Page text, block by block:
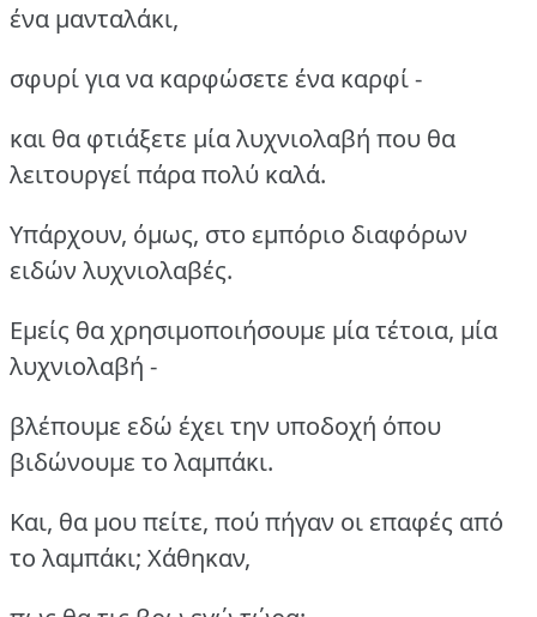
ένα μανταλάκι,
σφυρί για να καρφώσετε ένα καρφί -
και θα φτιάξετε μία λυχνιολαβή που θα
λειτουργεί πάρα πολύ καλά.
Υπάρχουν, όμως, στο εμπόριο διαφόρων
ειδών λυχνιολαβές.
Εμείς θα χρησιμοποιήσουμε μία τέτοια, μία
λυχνιολαβή -
βλέπουμε εδώ έχει την υποδοχή όπου
βιδώνουμε το λαμπάκι.
Και, θα μου πείτε, πού πήγαν οι επαφές από
το λαμπάκι; Χάθηκαν,